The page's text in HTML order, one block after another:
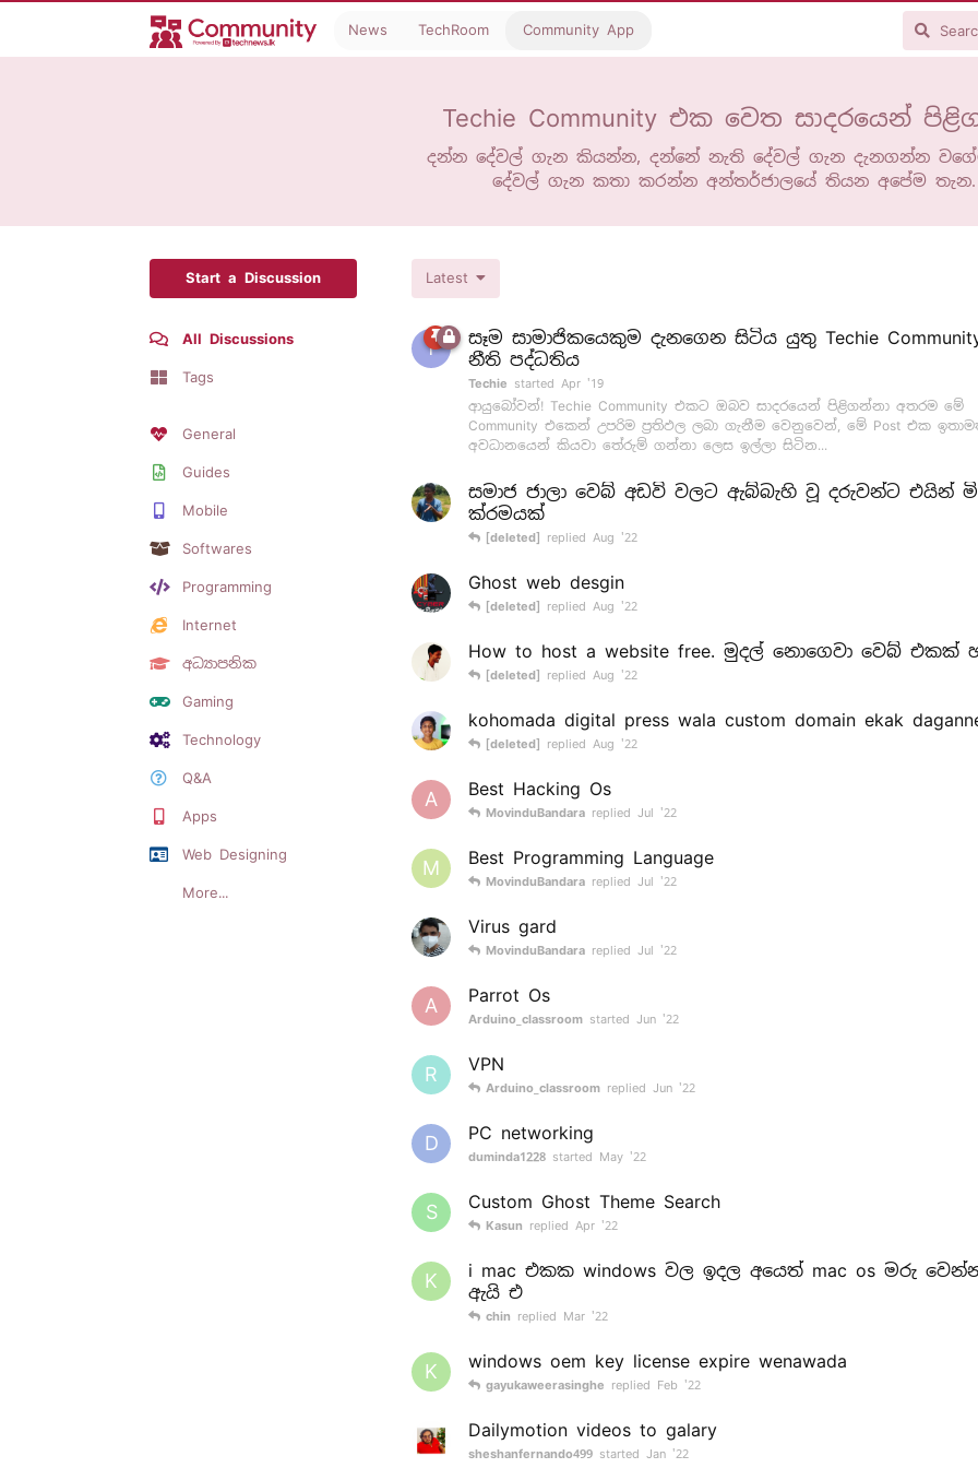
News TechRoom Community App
Techie Community එක වෙත සාදරයෙන්
දන්න දේවල් ගැන කියන්න, දන්නේ නැති දේවල් ගැන දැනගන්න
දේවල් ගැන කතා කරන්න අන්තර්ජාලයේ තියන අපේම තැන.
Start a Discussion
All Discussions
Tags
General
Guides
Mobile
Softwares
Programming
Internet
අධ්‍යාපනික
Gaming
Technology
Q&A
Apps
Web Designing
More...
Latest
T
සෑම සාමාජිකයෙකුම දැනගෙන සිටිය යුතු Techie
නීති පද්ධතිය
Techie started Apr '19
ආයුබෝවන්! Techie Community එකට ඔබව සාදරයෙන් පිළිගන්නා අතරම මේ
Community එකෙන් උපරිම ප්‍රතිඵල ලබා ගැනීම වෙනුවෙන්, මේ Post එක
අවධානයෙන් කියවා තේරුම් ගන්නා ලෙස ඉල්ලා සිටින...
සමාජ ජාලා වෙබ් අඩවි වලට ඇබ්බැහි වූ දරුවන්ට එයින්
ක්රමයක්
[deleted] replied Aug '22
Ghost web desgin
[deleted] replied Aug '22
How to host a website free. මුදල් නොගෙවා වෙබ් එකක්
[deleted] replied Aug '22
kohomada digital press wala custom domain ekak
[deleted] replied Aug '22
A Best Hacking Os
MovinduBandara replied Jul '22
M Best Programming Language
MovinduBandara replied Jul '22
Virus gard
MovinduBandara replied Jul '22
A Parrot Os
Arduino_classroom started Jun '22
R VPN
Arduino_classroom replied Jun '22
D PC networking
duminda1228 started May '22
S Custom Ghost Theme Search
Kasun replied Apr '22
K
i mac එකක windows වල ඉදල අයෙත් mac os මරු
ඇයි එ
chin replied Mar '22
K windows oem key license expire wenawada
gayukaweerasinghe replied Feb '22
Dailymotion videos to galary
sheshanfernando499 started Jan '22